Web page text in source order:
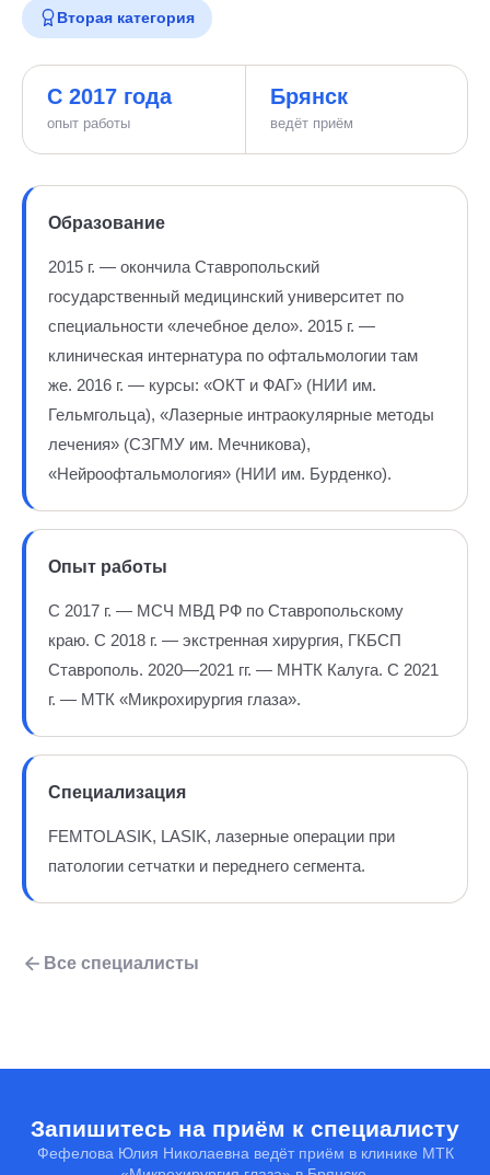
Вторая категория
С 2017 года
опыт работы
Брянск
ведёт приём
Образование
2015 г. — окончила Ставропольский
государственный медицинский университет по
специальности «лечебное дело». 2015 г. —
клиническая интернатура по офтальмологии там
же. 2016 г. — курсы: «ОКТ и ФАГ» (НИИ им.
Гельмгольца), «Лазерные интраокулярные методы
лечения» (СЗГМУ им. Мечникова),
«Нейроофтальмология» (НИИ им. Бурденко).
Опыт работы
С 2017 г. — МСЧ МВД РФ по Ставропольскому
краю. С 2018 г. — экстренная хирургия, ГКБСП
Ставрополь. 2020—2021 гг. — МНТК Калуга. С 2021
г. — МТК «Микрохирургия глаза».
Специализация
FEMTOLASIK, LASIK, лазерные операции при
патологии сетчатки и переднего сегмента.
Все специалисты
Запишитесь на приём к специалисту
Фефелова Юлия Николаевна ведёт приём в клинике МТК